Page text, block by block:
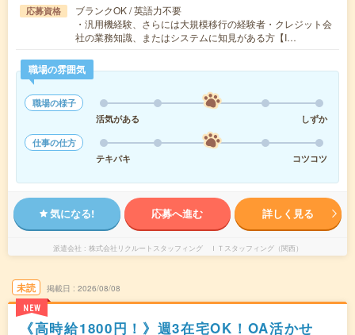
応募資格
ブランクOK / 英語力不要
・汎用機経験、さらには大規模移行の経験者・クレジット会
社の業務知識、またはシステムに知見がある方【I…
職場の雰囲気
職場の様子
活気がある
しずか
仕事の仕方
テキパキ
コツコツ
気になる! 応募へ進む 詳しく見る
派遣会社 株式会社リクルートスタッフィング ＩＴスタッフィング（関西）
未読
NEW
掲載日 2026/08/08
《高時給1800円！》週3在宅OK！OA活かせ